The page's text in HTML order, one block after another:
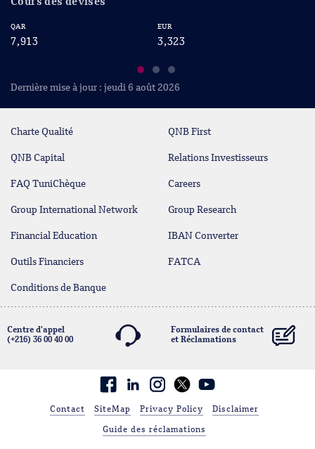
Cours des devises
QAR
7,913
EUR
3,323
Dernière mise à jour : jeudi 6 août 2026
Charte Qualité QNB First
QNB Capital Relations Investisseurs
FAQ TuniChèque Careers
Group International Network Group Research
Financial Education IBAN Converter
Outils Financiers FATCA
Conditions de Banque
Centre d'appel
(+216) 36 00 40 00
Formulaires de contact
et Réclamations
contact@qnb.com.tnFacebook
linkedin
Contact SiteMap Privacy Policy Disclaimer
Guide des réclamations